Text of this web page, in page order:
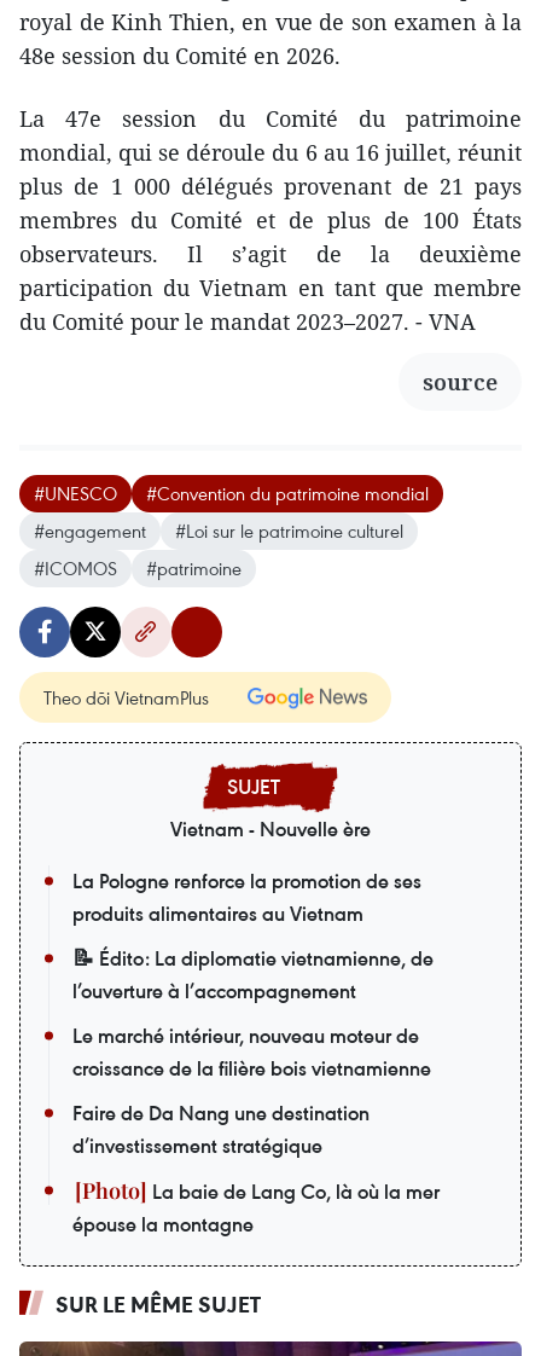
royal de Kinh Thien, en vue de son examen à la
48e session du Comité en 2026.
La 47e session du Comité du patrimoine
mondial, qui se déroule du 6 au 16 juillet, réunit
plus de 1 000 délégués provenant de 21 pays
membres du Comité et de plus de 100 États
observateurs. Il s’agit de la deuxième
participation du Vietnam en tant que membre
du Comité pour le mandat 2023–2027. - VNA
source
#UNESCO
#Convention du patrimoine mondial
#engagement
#Loi sur le patrimoine culturel
#ICOMOS
#patrimoine
Theo dõi VietnamPlus
Vietnam - Nouvelle ère
La Pologne renforce la promotion de ses
produits alimentaires au Vietnam
📝 Édito: La diplomatie vietnamienne, de
l’ouverture à l’accompagnement
Le marché intérieur, nouveau moteur de
croissance de la filière bois vietnamienne
Faire de Da Nang une destination
d’investissement stratégique
La baie de Lang Co, là où la mer
épouse la montagne
SUR LE MÊME SUJET